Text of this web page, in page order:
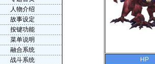
HP
人物介绍
故事设定
按键功能
菜单说明
融合系统
战斗系统